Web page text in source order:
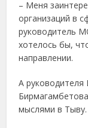
– Меня
организаций в
руководитель
хотелось бы,
направлении.
А
мыслями в Тыву.